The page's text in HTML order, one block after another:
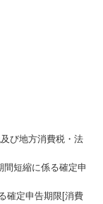
び地方消費税・法
間短縮に係る確定申
確定申告期限[消費